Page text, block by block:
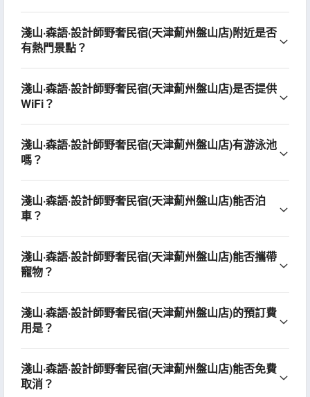
淺山·森語·設計師野奢民宿(天津薊州盤山店)附近是否
有熱門景點？
淺山·森語·設計師野奢民宿(天津薊州盤山店)是否提供
WiFi？
淺山·森語·設計師野奢民宿(天津薊州盤山店)有游泳池
嗎？
淺山·森語·設計師野奢民宿(天津薊州盤山店)能否泊
車？
淺山·森語·設計師野奢民宿(天津薊州盤山店)能否攜帶
寵物？
淺山·森語·設計師野奢民宿(天津薊州盤山店)的預訂費
用是？
淺山·森語·設計師野奢民宿(天津薊州盤山店)能否免費
取消？